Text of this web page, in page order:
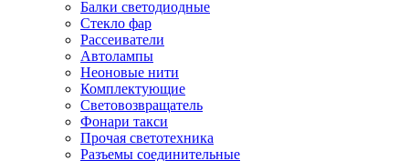
Балки светодиодные
Стекло фар
Рассеиватели
Автолампы
Неоновые нити
Комплектующие
Световозвращатель
Фонари такси
Прочая светотехника
Разъемы соединительные